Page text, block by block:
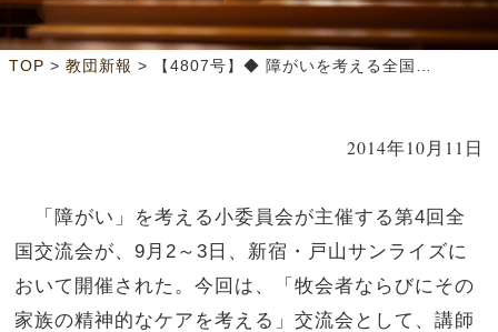
TOP > 教団新報 > 【4807号】◆ 障がいを考える全国交流会 ◆ 牧会者とその家族の精神的ケア
2014年10月11日
「障がい」を考える小委員会が主催する第4回全
国交流会が、9月2～3日、新宿・戸山サンライズに
おいて開催された。今回は、「牧会者ならびにその
家族の精神的なケアを考える」交流会として、講師